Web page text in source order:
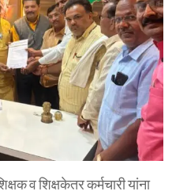
व शिक्षकेतर कर्मचारी यांना